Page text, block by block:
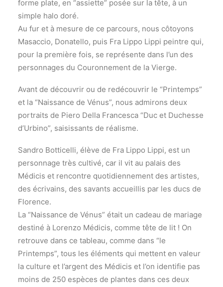
forme plate, en “assiette” posée sur la tête, à un
simple halo doré.
Au fur et à mesure de ce parcours, nous côtoyons
Masaccio, Donatello, puis Fra Lippo Lippi peintre qui,
pour la première fois, se représente dans l’un des
personnages du Couronnement de la Vierge.
Avant de découvrir ou de redécouvrir le “Printemps”
et la “Naissance de Vénus”, nous admirons deux
portraits de Piero Della Francesca “Duc et Duchesse
d’Urbino”, saisissants de réalisme.
Sandro Botticelli, élève de Fra Lippo Lippi, est un
personnage très cultivé, car il vit au palais des
Médicis et rencontre quotidiennement des artistes,
des écrivains, des savants accueillis par les ducs de
Florence.
La “Naissance de Vénus” était un cadeau de mariage
destiné à Lorenzo Médicis, comme tête de lit ! On
retrouve dans ce tableau, comme dans “le
Printemps”, tous les éléments qui mettent en valeur
la culture et l’argent des Médicis et l’on identifie pas
moins de 250 espèces de plantes dans ces deux